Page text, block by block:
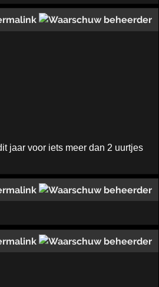
jaar voor iets meer dan 2 uurtjes